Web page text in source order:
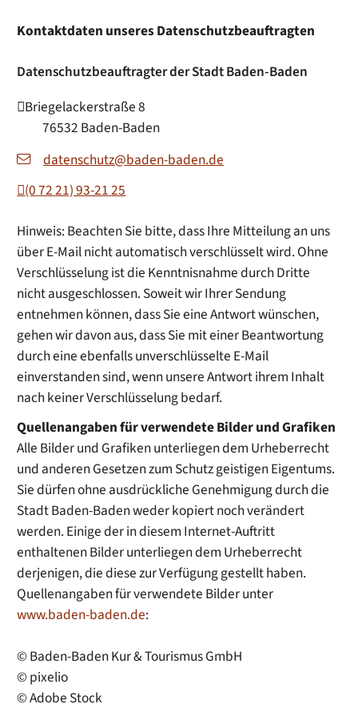
Kontaktdaten unseres Datenschutzbeauftragten
Datenschutzbeauftragter der Stadt Baden-Baden
Briegelackerstraße 8
76532 Baden-Baden
datenschutz@baden-baden.de
(07221) 93-2125
Hinweis: Beachten Sie bitte, dass Ihre Mitteilung an uns
über E-Mail nicht automatisch verschlüsselt wird. Ohne
Verschlüsselung ist die Kenntnisnahme durch Dritte
nicht ausgeschlossen. Soweit wir Ihrer Sendung
entnehmen können, dass Sie eine Antwort wünschen,
gehen wir davon aus, dass Sie mit einer Beantwortung
durch eine ebenfalls unverschlüsselte E-Mail
einverstanden sind, wenn unsere Antwort ihrem Inhalt
nach keiner Verschlüsselung bedarf.
Quellenangaben für verwendete Bilder und Grafiken
Alle Bilder und Grafiken unterliegen dem Urheberrecht
und anderen Gesetzen zum Schutz geistigen Eigentums.
Sie dürfen ohne ausdrückliche Genehmigung durch die
Stadt Baden-Baden weder kopiert noch verändert
werden. Einige der in diesem Internet-Auftritt
enthaltenen Bilder unterliegen dem Urheberrecht
derjenigen, die diese zur Verfügung gestellt haben.
Quellenangaben für verwendete Bilder unter
www.baden-baden.de:
© Baden-Baden Kur & Tourismus GmbH
© pixelio
© Adobe Stock